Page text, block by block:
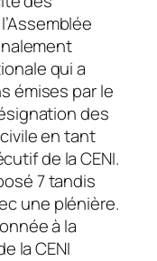
qui a
émises par le
des
en tant
de la CENI.
7 tandis
une plénière.
à la
la CENI